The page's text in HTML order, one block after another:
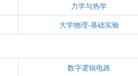
力学与热学
大学物理-基础实验
数字逻辑电路